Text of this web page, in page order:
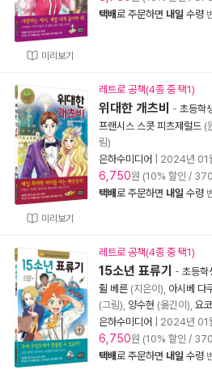
미리보기
택배로 주문하면 내일 수령
미리보기
레트로 공책(4종 중 택1)
위대한 개츠비 - 초등학
프랜시스 스콧 피츠제럴드 (
림)
은하수미디어
2024년 01
6,750원 (10% 할인 /
택배로 주문하면 내일 수령
레트로 공책(4종 중 택1)
15소년 표류기 - 초등학
쥘 베른 (지은이), 아시베 다
(그림), 양수현 (옮긴이), 요
은하수미디어
2024년 01
6,750원 (10% 할인 /
택배로 주문하면 내일 수령